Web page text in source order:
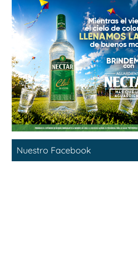
Nuestro Facebook